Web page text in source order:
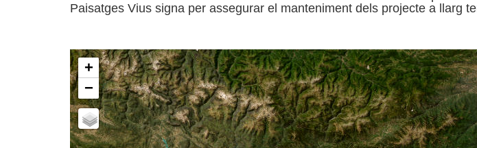
Paisatges Vius signa per assegurar el manteniment dels projecte a llarg
+
−